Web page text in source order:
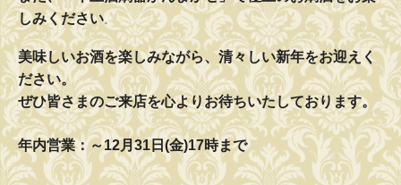
しみください 。
美味しいお酒を楽しみながら、清々しい新年をお迎えく
ださい。
ぜひ皆さまのご来店を心よりお待ちいたしております。
年内営業：～12月31日(金)17時まで